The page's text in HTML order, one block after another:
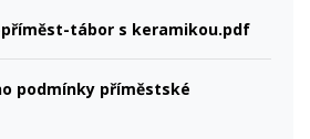
tábor s keramikou.pdf
podmínky příměstské